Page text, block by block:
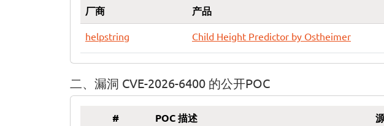
厂商 产品
helpstring Child Height Predictor by Ostheimer
二、漏洞 CVE-2026-6400 的公开POC
# POC 描述